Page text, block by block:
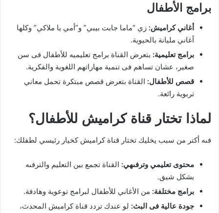
برامج الأطفال
أغاني كراميش: زي “ماما جابت بيبي” و”أمي يا ملاكي” وكلها
أغاني مليانة بالحيوية.
برامج تعليمية: بتعرض القناة برامج تعليميه للأطفال فى سن
صغير، عشان تساهم فى تنمية مهاراتهم اللغوية والفكرية.
قصص للأطفال: القناة بتعرض قصص مبتكرة تحمل معاني
تربوية رائعة.
لماذا تختار قناة كراميش للأطفال؟
فىه أكتر من سبب يخليك تختار قناة كراميش كخيار رئيسي لطفلك:
محتوى تعليمي وترفىهي: القناة تجمع بين التعليم والترفىه
بشكل شيق.
برامج مختلفة: من الأغاني للأطفال لبرامج توعوية وهادفة.
جودة عالية فى البث: لو عندك تردد قناة كراميش المحدث،